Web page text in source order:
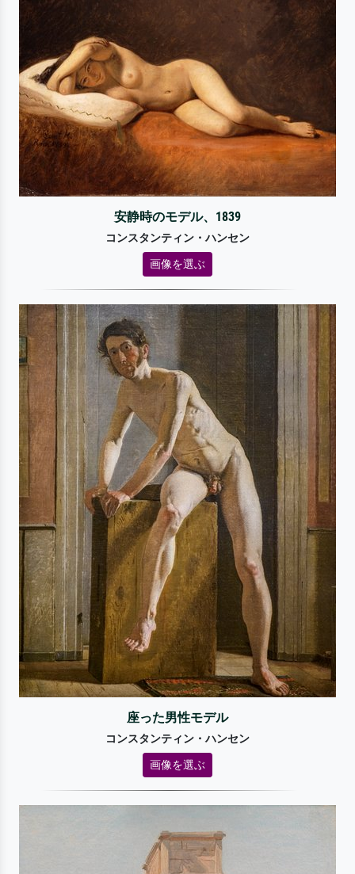
安静時のモデル、1839
コンスタンティン・ハンセン
画像を選ぶ
座った男性モデル
コンスタンティン・ハンセン
画像を選ぶ